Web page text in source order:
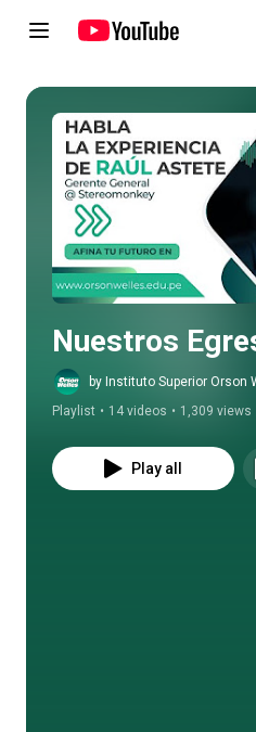
Nuestros
by Instituto Superior Orson
Playlist • 14 videos • 1,309 views
Play all